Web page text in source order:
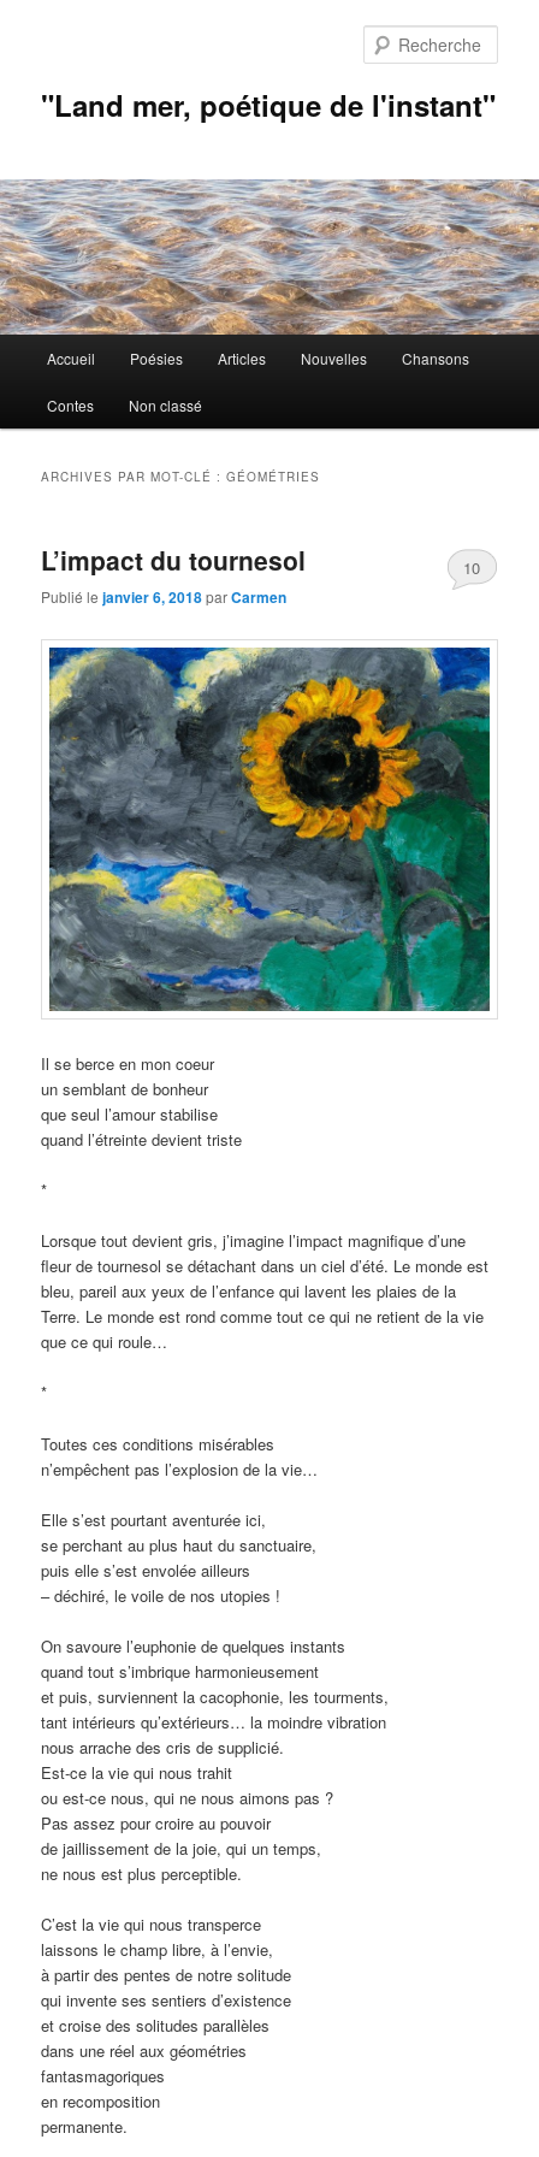
"Land mer, poétique de l'instant"
principal
Accueil Poésies Articles Nouvelles Chansons
Contes Non classé
ARCHIVES PAR MOT-CLÉ :GÉOMÉTRIES
L’impact du tournesol
Publié lejanvier 6, 2018parCarmen
10
Il se berce en mon coeur
un semblant de bonheur
que seul l’amour stabilise
quand l’étreinte devient triste
*
Lorsque tout devient gris, j’imagine l’impact magnifique d’une
fleur de tournesol se détachant dans un ciel d’été. Le monde est
bleu, pareil aux yeux de l’enfance qui lavent les plaies de la
Terre. Le monde est rond comme tout ce qui ne retient de la vie
que ce qui roule…
*
Toutes ces conditions misérables
n’empêchent pas l’explosion de la vie…
Elle s’est pourtant aventurée ici,
se perchant au plus haut du sanctuaire,
puis elle s’est envolée ailleurs
– déchiré, le voile de nos utopies !
On savoure l’euphonie de quelques instants
quand tout s’imbrique harmonieusement
et puis, surviennent la cacophonie, les tourments,
tant intérieurs qu’extérieurs… la moindre vibration
nous arrache des cris de supplicié.
Est-ce la vie qui nous trahit
ou est-ce nous, qui ne nous aimons pas ?
Pas assez pour croire au pouvoir
de jaillissement de la joie, qui un temps,
ne nous est plus perceptible.
C’est la vie qui nous transperce
laissons le champ libre, à l’envie,
à partir des pentes de notre solitude
qui invente ses sentiers d’existence
et croise des solitudes parallèles
dans une réel aux géométries
fantasmagoriques
en recomposition
permanente.